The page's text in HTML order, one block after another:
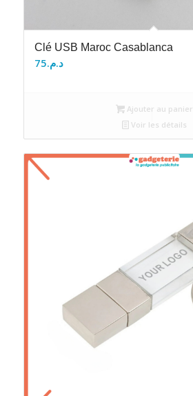
Clé USB Maroc Casablanca
د.م.75
Ajouter au panier
Voir les détails